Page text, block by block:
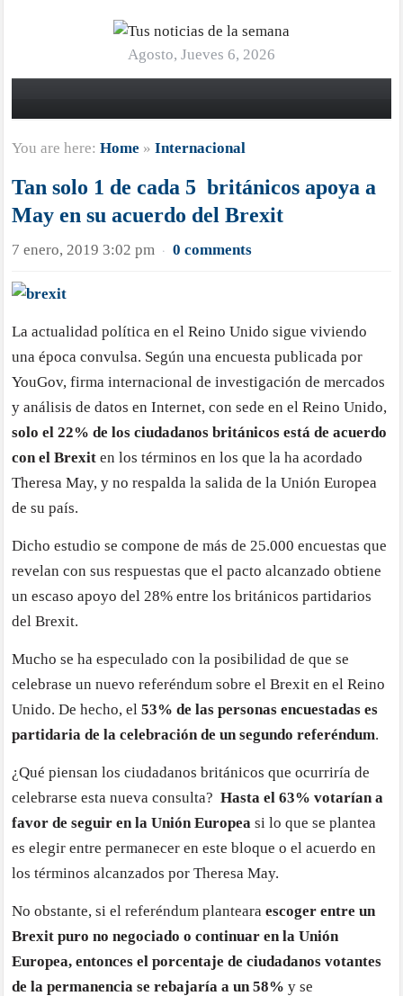
Agosto, Jueves 6, 2026
You are here:Home »Internacional
Tan solo 1 de cada 5 británicos apoya a
May en su acuerdo del Brexit
7 enero, 2019 3:02 pm · 0 comments
La actualidad política en el Reino Unido sigue viviendo
una época convulsa. Según una encuesta publicada por
YouGov, firma internacional de investigación de mercados
y análisis de datos en Internet, con sede en el Reino Unido,
solo el 22% de los ciudadanos británicos está de acuerdo
con el Brexiten los términos en los que la ha acordado
Theresa May, y no respalda la salida de la Unión Europea
de su país.
Dicho estudio se compone de más de 25.000 encuestas que
revelan con sus respuestas que el pacto alcanzado obtiene
un escaso apoyo del 28% entre los británicos partidarios
del Brexit.
Mucho se ha especulado con la posibilidad de que se
celebrase un nuevo referéndum sobre el Brexit en el Reino
Unido. De hecho, el53% de las personas encuestadas es
partidaria de la celebración de un segundo referéndum.
¿Qué piensan los ciudadanos británicos que ocurriría de
celebrarse esta nueva consulta?Hasta el 63% votarían a
favor de seguir en la Unión Europea si lo que se plantea
es elegir entre permanecer en este bloque o el acuerdo en
los términos alcanzados por Theresa May.
No obstante, si el referéndum plantearaescoger entre un
Brexit puro no negociado o continuar en la Unión
Europea, entonces el porcentaje de ciudadanos votantes
de la permanencia se rebajaría a un 58% y se